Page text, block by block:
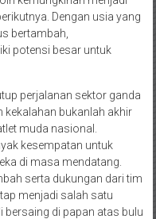
Dengan usia yang
bertambah,
potensi besar untuk
perjalanan sektor ganda
kekalahan bukanlah akhir
muda nasional.
kesempatan untuk
di masa mendatang.
serta dukungan dari tim
menjadi salah satu
bersaing di papan atas bulu